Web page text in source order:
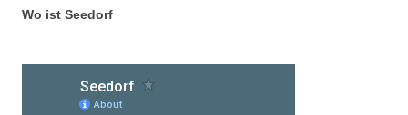
Wo ist Seedorf